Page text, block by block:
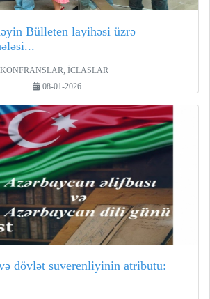
Bülleten layihəsi üzrə
KONFRANSLAR, İCLASLAR
08-01-2026
dövlət suverenliyinin atributu: